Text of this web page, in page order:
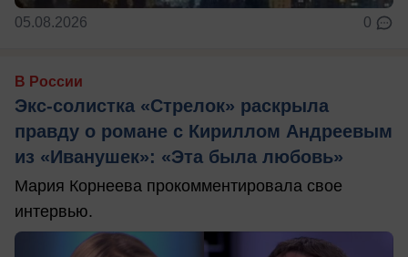
05.08.2026 0
В России
Экс-солистка «Стрелок» раскрыла
правду о романе с Кириллом Андреевым
из «Иванушек»: «Эта была любовь»
Мария Корнеева прокомментировала свое
интервью.